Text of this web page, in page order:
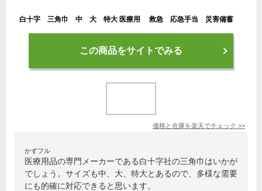
白十字 三角巾 中 大 特大 医療用 救急 応急手当 災害備蓄
この商品をサイトでみる
価格と在庫を楽天でチェック >>
かずフル
医療用品の専門メーカーである白十字社の三角巾はいかが
でしょう。サイズも中、大、特大とあるので、多様な需要
にも的確に対応できると思います。